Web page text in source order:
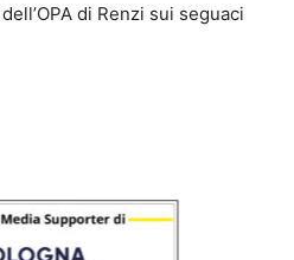
di Renzi sui seguaci